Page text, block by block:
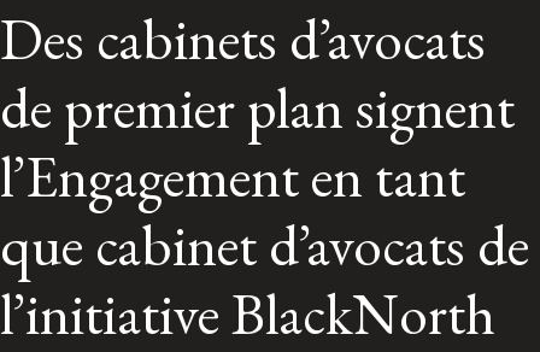
Réseau des anciens d’Osler
Contactez-nous
Des cabinets d’avocats
de premier plan signent
l’Engagement en tant
que cabinet d’avocats de
l’initiative BlackNorth